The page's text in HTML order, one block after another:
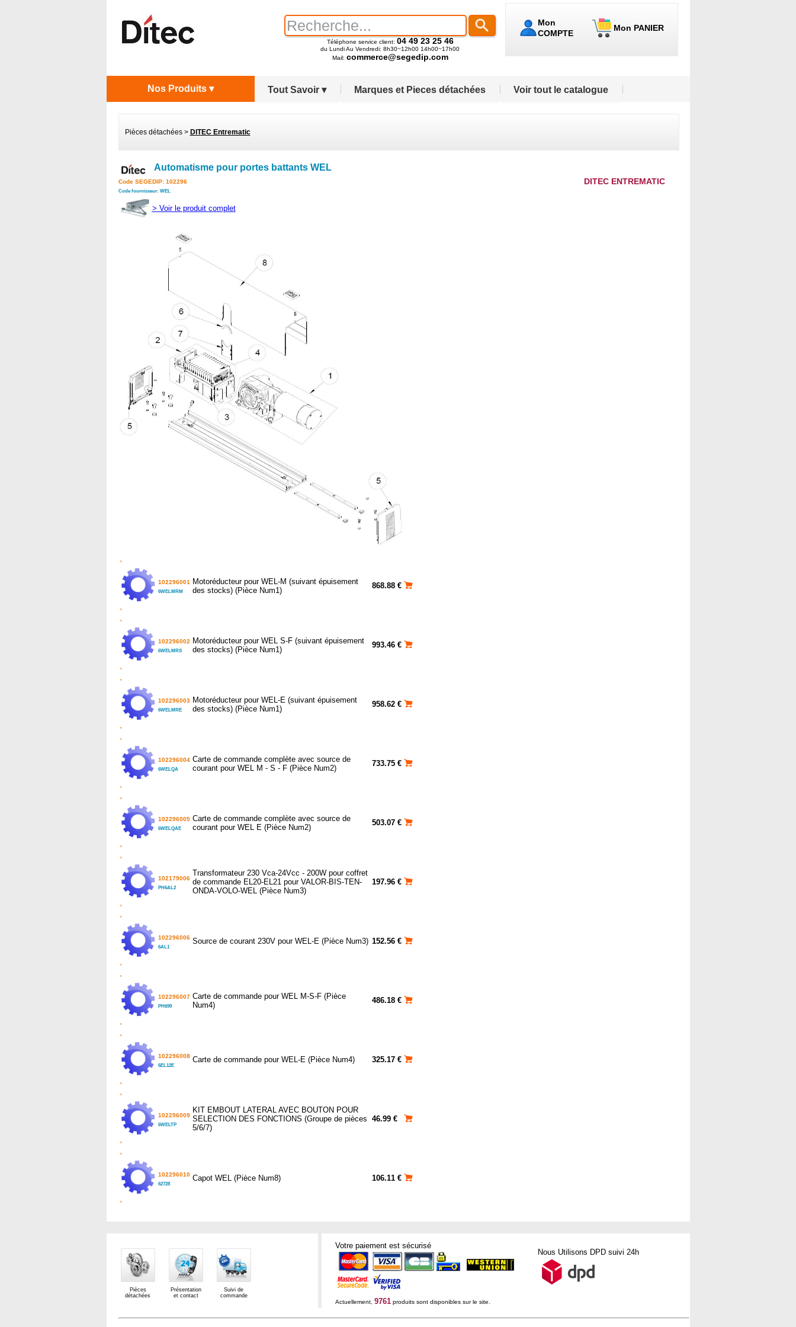
Mon
COMPTE
Mon PANIER
Téléphone service client: 04 49 23 25 46
du Lundi Au Vendredi: 8h30~12h00 14h00~17h00
Mail: commerce@segedip.com
Tout Savoir ▾ Marques et Pieces détachées Voir tout le catalogue
Nos Produits ▾
Pièces détachées> DITEC Entrematic
Automatisme pour portes battants WEL
DITEC ENTREMATIC
Code SEGEDIP: 102296
Code fournisseur: WEL
> Voir le produit complet
'
'
102296001
6WELMRM
Motoréducteur pour WEL-M (suivant épuisement
des stocks) (Pièce Num1)
868.88 €
'
'
102296002
6WELMRS
Motoréducteur pour WEL S-F (suivant épuisement
des stocks) (Pièce Num1)
993.46 €
'
'
102296003
6WELMRE
Motoréducteur pour WEL-E (suivant épuisement
des stocks) (Pièce Num1)
958.62 €
'
'
102296004
6WELQA
Carte de commande complète avec source de
courant pour WEL M - S - F (Pièce Num2)
733.75 €
'
'
102296005
6WELQAE
Carte de commande complète avec source de
courant pour WEL E (Pièce Num2)
503.07 €
'
'
102179006
PH6AL2
Transformateur 230 Vca-24Vcc - 200W pour coffret
de commande EL20-EL21 pour VALOR-BIS-TEN-
ONDA-VOLO-WEL (Pièce Num3)
197.96 €
'
'
102296006
6AL1
Source de courant 230V pour WEL-E (Pièce Num3) 152.56 €
'
'
102296007
PH699
Carte de commande pour WEL M-S-F (Pièce
Num4)
486.18 €
'
'
102296008
6EL12E
Carte de commande pour WEL-E (Pièce Num4) 325.17 €
'
'
102296009
6WELTP
KIT EMBOUT LATERAL AVEC BOUTON POUR
SELECTION DES FONCTIONS (Groupe de pièces
5/6/7)
46.99 €
'
'
102296010
62728
Capot WEL (Pièce Num8) 106.11 €
Pièces
détachées
Présentation
et contact
Suivi de
commande
Votre paiement est sécurisé
Nous Utilisons DPD suivi 24h
Actuellement, 9761produits sont disponibles sur le site.